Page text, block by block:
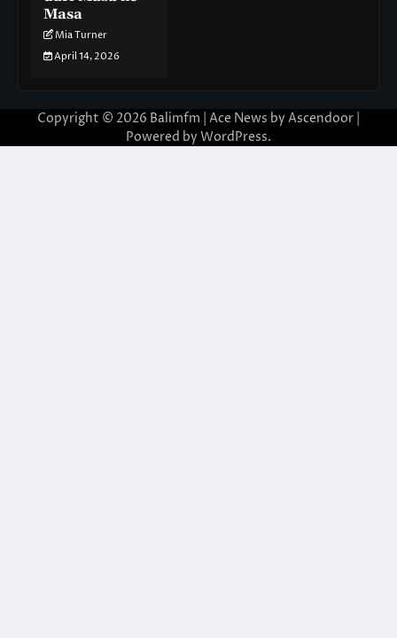
Masa
Mia Turner
April 14, 2026
Copyright © 2026 Balimfm | Ace News by Ascendoor
Powered by WordPress.